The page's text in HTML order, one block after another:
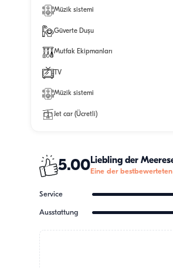
Müzik sistemi
Güverte Duşu
Mutfak Ekipmanları
TV
Müzik sistemi
Jet car (Ücretli)
5.00Liebling der
Eine der
Service
Ausstattung